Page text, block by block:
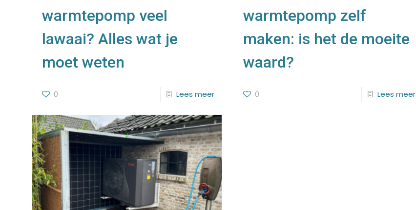
warmtepomp veel
lawaai? Alles wat je
moet weten
0 Lees meer
warmtepomp zelf
maken: is het de moeite
waard?
0 Lees meer